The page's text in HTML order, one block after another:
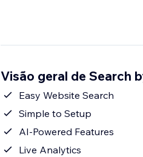
Visão geral de Search
Easy Website Search
Simple to Setup
AI-Powered Features
Live Analytics